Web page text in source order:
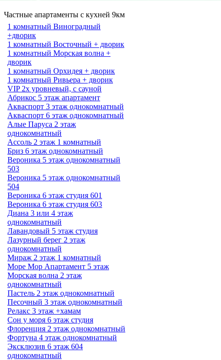
Частные апартаменты с кухней 9км
1 комнатный Виноградный
+дворик
1 комнатный Восточный + дворик
1 комнатный Морская волна +
дворик
1 комнатный Орхидея + дворик
1 комнатный Ривьера + дворик
VIP 2х уровневый, с сауной
Абрикос 5 этаж апартамент
Акваспорт 3 этаж однокомнатный
Акваспорт 6 этаж однокомнатный
Алые Паруса 2 этаж
однокомнатный
Ассоль 2 этаж 1 комнатный
Бриз 6 этаж однокомнатный
Вероника 5 этаж однокомнатный
503
Вероника 5 этаж однокомнатный
504
Вероника 6 этаж студия 601
Вероника 6 этаж студия 603
Диана 3 или 4 этаж
однокомнатный
Лавандовый 5 этаж студия
Лазурный берег 2 этаж
однокомнатный
Мираж 2 этаж 1 комнатный
Море Мор Апартамент 5 этаж
Морская волна 2 этаж
однокомнатный
Пастель 2 этаж однокомнатный
Песочный 3 этаж однокомнатный
Релакс 3 этаж +хамам
Сон у моря 6 этаж студия
Флоренция 2 этаж однокомнатный
Фортуна 4 этаж однокомнатный
Эксклюзив 6 этаж 604
однокомнатный